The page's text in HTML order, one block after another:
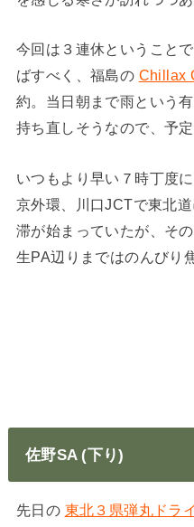
今回は３連休ということ
ばすべく、福島の Chillax
約。当日朝まで雨という
持ち直しそうなので、予
いつもより早い７時丁度
京外環、川口JCTで東北
滞が始まっていたが、そ
生PA辺りまではのんびり
佐野SA (下り)
先日の 東北３県弾丸ドラ